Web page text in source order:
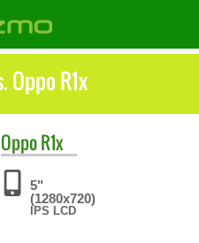
Oppo R1x
OppoR1x
5"
(1280x720)
IPS LCD